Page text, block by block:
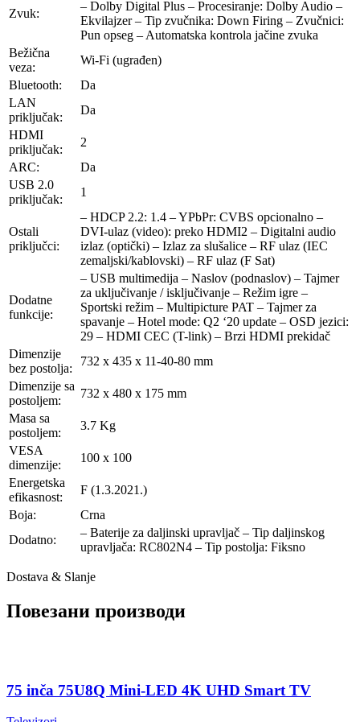
Zvuk:
– Dolby Digital Plus – Procesiranje: Dolby Audio –
Ekvilajzer – Tip zvučnika: Down Firing – Zvučnici:
Pun opseg – Automatska kontrola jačine zvuka
Bežična
veza:
Wi-Fi (ugrađen)
Bluetooth:
Da
LAN
priključak:
Da
HDMI
priključak:
2
ARC:
Da
USB 2.0
priključak:
1
Ostali
priključci:
– HDCP 2.2: 1.4 – YPbPr: CVBS opcionalno –
DVI-ulaz (video): preko HDMI2 – Digitalni audio
izlaz (optički) – Izlaz za slušalice – RF ulaz (IEC
zemaljski/kablovski) – RF ulaz (F Sat)
Dodatne
funkcije:
– USB multimedija – Naslov (podnaslov) – Tajmer
za uključivanje / isključivanje – Režim igre –
Sportski režim – Multipicture PAT – Tajmer za
spavanje – Hotel mode: Q2 ‘20 update – OSD jezici:
29 – HDMI CEC (T-link) – Brzi HDMI prekidač
Dimenzije
bez postolja:
732 x 435 x 11-40-80 mm
Dimenzije sa
postoljem:
732 x 480 x 175 mm
Masa sa
postoljem:
3.7 Kg
VESA
dimenzije:
100 x 100
Energetska
efikasnost:
F (1.3.2021.)
Boja:
Crna
Dodatno:
– Baterije za daljinski upravljač – Tip daljinskog
upravljača: RC802N4 – Tip postolja: Fiksno
Dostava & Slanje
Повезани производи
75 inča 75U8Q Mini-LED 4K UHD Smart TV